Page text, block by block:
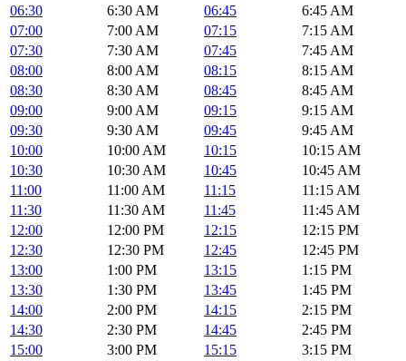
06:30
6:30 AM 06:45
6:45 AM
07:00
7:00 AM 07:15
7:15 AM
07:30
7:30 AM 07:45
7:45 AM
08:00
8:00 AM 08:15
8:15 AM
08:30
8:30 AM 08:45
8:45 AM
09:00
9:00 AM 09:15
9:15 AM
09:30
9:30 AM 09:45
9:45 AM
10:00
10:00 AM 10:15
10:15 AM
10:30
10:30 AM 10:45
10:45 AM
11:00
11:00 AM 11:15
11:15 AM
11:30
11:30 AM 11:45
11:45 AM
12:00
12:00 PM 12:15
12:15 PM
12:30
12:30 PM 12:45
12:45 PM
13:00
1:00 PM 13:15
1:15 PM
13:30
1:30 PM 13:45
1:45 PM
14:00
2:00 PM 14:15
2:15 PM
14:30
2:30 PM 14:45
2:45 PM
15:00
3:00 PM 15:15
3:15 PM